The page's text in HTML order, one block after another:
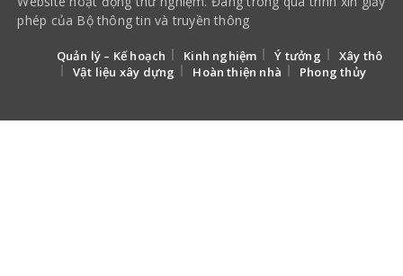
phép của Bộ thông tin và truyền thông
Quản lý – Kế hoạch Kinh nghiệm Ý tưởng
Xây thô
Vật liệu xây dựng
Hoàn thiện nhà Phong thủy